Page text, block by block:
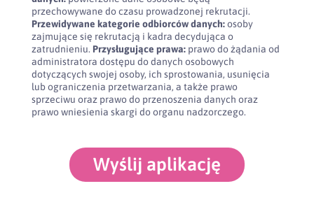
przechowywane do czasu prowadzonej rekrutacji.
Przewidywane kategorie odbiorców danych:osoby
zajmujące się rekrutacją i kadra decydująca o
zatrudnieniu. Przysługujące prawa:prawo do żądania od
administratora dostępu do danych osobowych
dotyczących swojej osoby, ich sprostowania, usunięcia
lub ograniczenia przetwarzania, a także prawo
sprzeciwu oraz prawo do przenoszenia danych oraz
prawo wniesienia skargi do organu nadzorczego.
Wyślij aplikację